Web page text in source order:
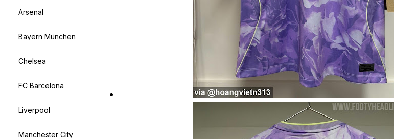
Arsenal
Bayern München
Chelsea
FC Barcelona
Liverpool
Manchester City